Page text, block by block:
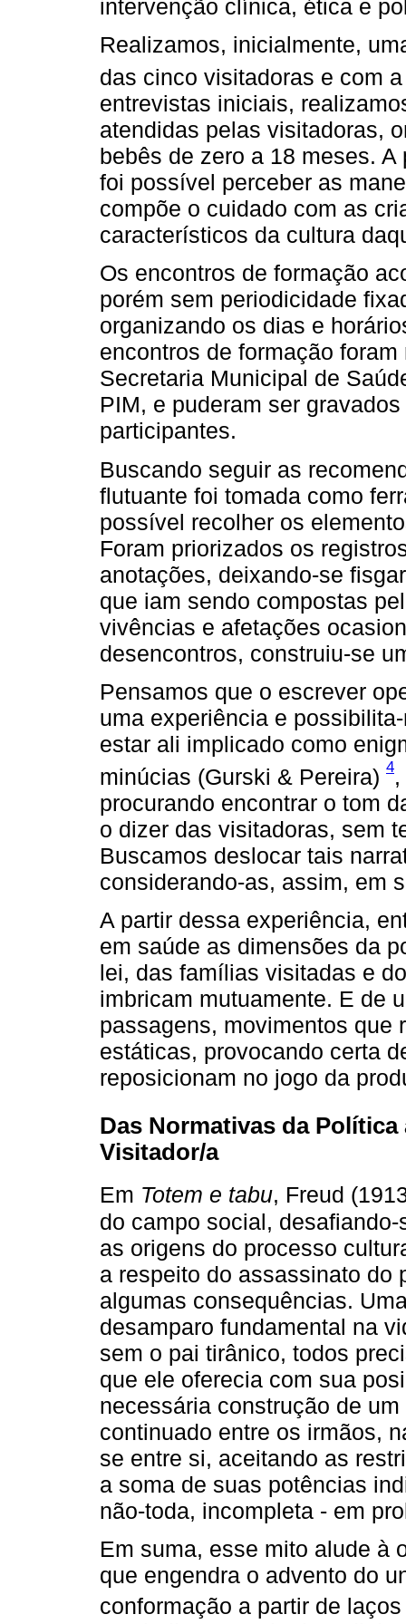
intervenção clínica, ética e
Realizamos, inicialmente,
das cinco visitadoras e com
entrevistas iniciais,
atendidas pelas visitadoras,
bebês de zero a 18 meses.
foi possível perceber as
compõe o cuidado com as
característicos da cultura
Os encontros de formação
porém sem periodicidade
organizando os dias e
encontros de formação
Secretaria Municipal de
PIM, e puderam ser
participantes.
Buscando seguir as
flutuante foi tomada como
possível recolher os
Foram priorizados os
anotações, deixando-se
que iam sendo compostas
vivências e afetações
desencontros, construiu-se
Pensamos que o escrever
uma experiência e
estar ali implicado como
minúcias (Gurski & Pereira) 4
procurando encontrar o tom
o dizer das visitadoras, sem
Buscamos deslocar tais
considerando-as, assim, em
A partir dessa experiência,
em saúde as dimensões da
lei, das famílias visitadas e
imbricam mutuamente. E de
passagens, movimentos que
estáticas, provocando certa
reposicionam no jogo da
Das Normativas da
Visitador/a
Em Totem e tabu, Freud
do campo social,
as origens do processo
a respeito do assassinato do
algumas consequências.
desamparo fundamental na
sem o pai tirânico, todos
que ele oferecia com sua
necessária construção de
continuado entre os irmãos,
se entre si, aceitando as
a soma de suas potências
não-toda, incompleta - em
Em suma, esse mito alude à
que engendra o advento do
conformação a partir de